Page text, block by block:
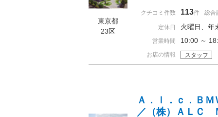
東京都
23区
クチコミ件数 113件 総合
定休日 火曜日、年
営業時間 10:00 ～
お店の情報 スタッフ
Ａ．ｌ．ｃ．Ｂ
／（株）ＡＬＣ